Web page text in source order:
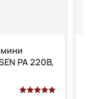
мини
PA 220В,